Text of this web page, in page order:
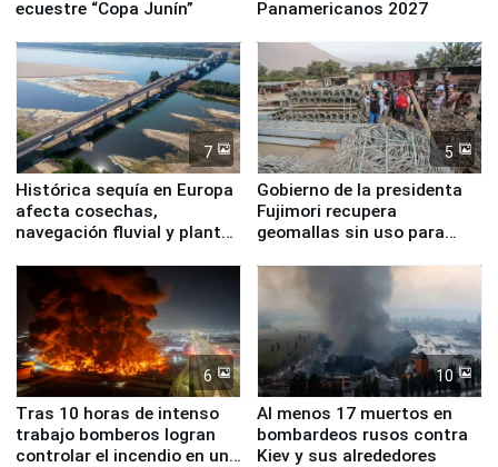
ecuestre “Copa Junín”
Panamericanos 2027
7
Histórica sequía en Europa
afecta cosechas,
navegación fluvial y plantas
5
Gobierno de la presidenta
Fujimori recupera
geomallas sin uso para
Fenómeno El Niño
6
Tras 10 horas de intenso
trabajo bomberos logran
controlar el incendio en una
10
Al menos 17 muertos en
bombardeos rusos contra
Kiev y sus alrededores